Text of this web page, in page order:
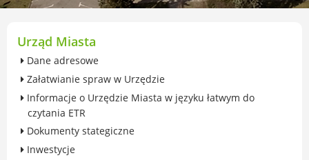
przekształceniowa
Ochrona środowiska
Edukacja ekologiczna
SZYKUJ SIĘ NA ZMIANY KLIMATU
Komunikacja miejska
Rolnictwo
Zwierzęta
Organizacje pozarządowe
Urząd Miasta
Dane adresowe
Załatwianie spraw w Urzędzie
Informacje o Urzędzie Miasta w języku łatwym do
czytania ETR
Dokumenty stategiczne
Inwestycje